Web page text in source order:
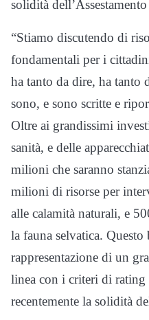
solidità
“Stiamo discutendo di
fondamentali per i
ha tanto da dire, ha tanto
sono, e sono scritte e
Oltre ai grandissimi
sanità, e delle
milioni che saranno
milioni di risorse per
alle calamità naturali, e
la fauna selvatica.
rappresentazione di un
linea con i criteri di rating
recentemente la solidità